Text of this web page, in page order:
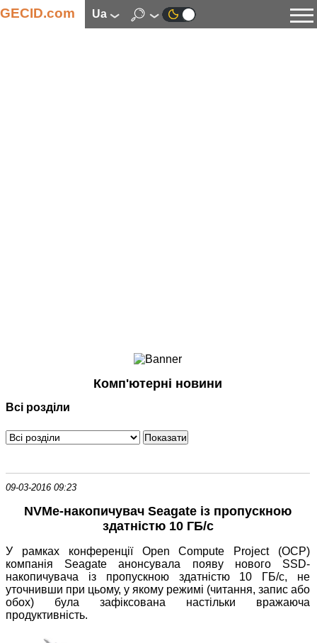
GECID.com ua
Смартфони
Периферія
Програмне забезпечення
Комп'ютерні новини
Всі розділи
09-03-2016 09:23
NVMe-накопичувач Seagate із пропускною
здатністю 10 ГБ/с
У рамках конференції Open Compute Project (OCP)
компанія Seagate анонсувала появу нового SSD-
накопичувача із пропускною здатністю 10 ГБ/с, не
уточнивши при цьому, у якому режимі (читання, запис або
обох) була зафіксована настільки вражаюча
продуктивність.